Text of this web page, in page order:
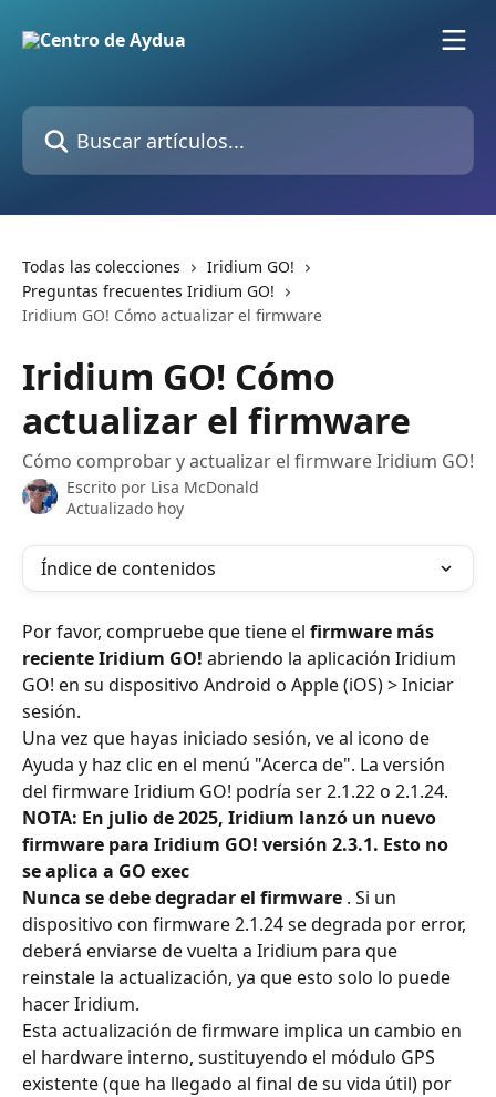
Buscar artículos...
Todas las colecciones
Iridium GO!
Preguntas frecuentes Iridium GO!
Iridium GO! Cómo actualizar el firmware
Iridium GO! Cómo
actualizar el firmware
Cómo comprobar y actualizar el firmware Iridium GO!
Escrito por Lisa McDonald
Actualizado hoy
Índice de contenidos
Por favor, compruebe que tiene el firmware más
reciente Iridium GO! abriendo la aplicación Iridium
GO! en su dispositivo Android o Apple (iOS) > Iniciar
sesión.
Una vez que hayas iniciado sesión, ve al icono de
Ayuda y haz clic en el menú "Acerca de". La versión
del firmware Iridium GO! podría ser 2.1.22 o 2.1.24.
NOTA: En julio de 2025, Iridium lanzó un nuevo
firmware para Iridium GO! versión 2.3.1. Esto no
se aplica a GO exec
Nunca se debe degradar el firmware . Si un
dispositivo con firmware 2.1.24 se degrada por error,
deberá enviarse de vuelta a Iridium para que
reinstale la actualización, ya que esto solo lo puede
hacer Iridium.
Esta actualización de firmware implica un cambio en
el hardware interno, sustituyendo el módulo GPS
existente (que ha llegado al final de su vida útil) por